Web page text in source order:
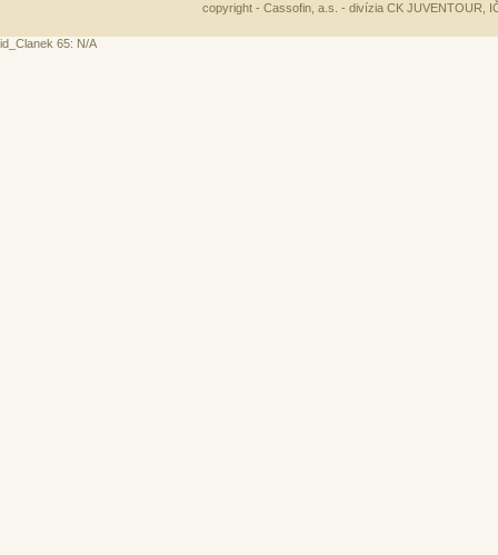
copyright - Cassofin, a.s. - divízia CK JUVENTOUR,
id_Clanek 65: N/A